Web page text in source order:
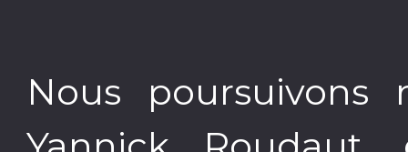
Nous poursuivons